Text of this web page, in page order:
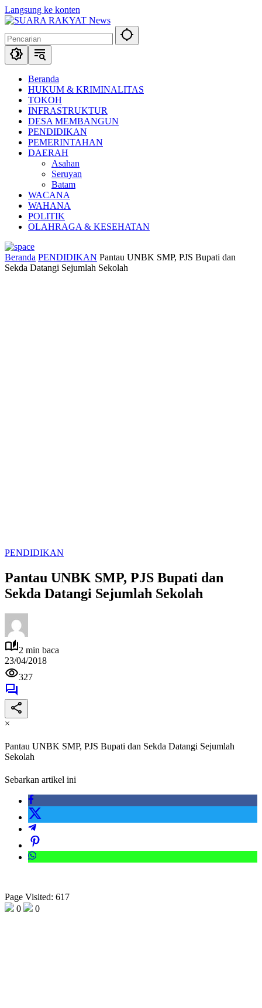
Langsung ke konten
Beranda
HUKUM & KRIMINALITAS
TOKOH
INFRASTRUKTUR
DESA MEMBANGUN
PENDIDIKAN
PEMERINTAHAN
DAERAH
Asahan
Seruyan
Batam
WACANA
WAHANA
POLITIK
OLAHRAGA & KESEHATAN
Beranda PENDIDIKAN Pantau UNBK SMP, PJS Bupati dan
Sekda Datangi Sejumlah Sekolah
PENDIDIKAN
Pantau UNBK SMP, PJS Bupati dan
Sekda Datangi Sejumlah Sekolah
2 min baca
23/04/2018
327
×
Pantau UNBK SMP, PJS Bupati dan Sekda Datangi Sejumlah
Sekolah
Sebarkan artikel ini
Page Visited: 617
0
0